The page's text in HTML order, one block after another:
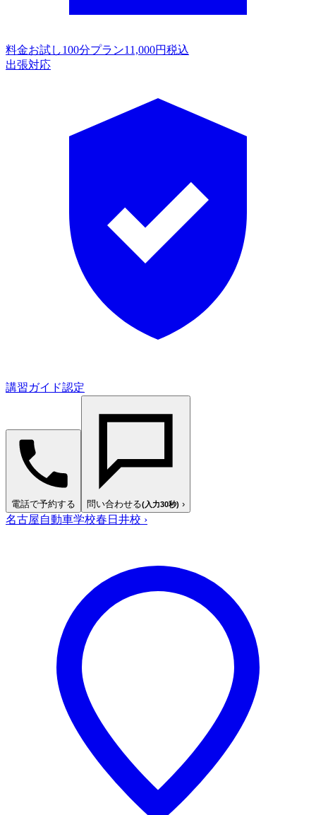
料金お試し100分プラン11,000円税込
出張対応
講習ガイド認定
電話で予約する 問い合わせる(入力30秒) ›
名古屋自動車学校春日井校 ›